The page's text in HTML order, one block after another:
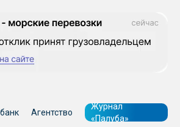
Агентство
Журнал
«Палуба»